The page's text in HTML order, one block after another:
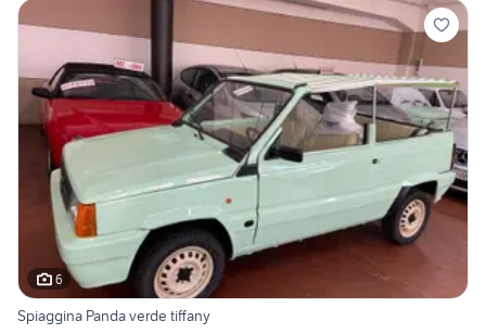
6
Spiaggina Panda verde tiffany